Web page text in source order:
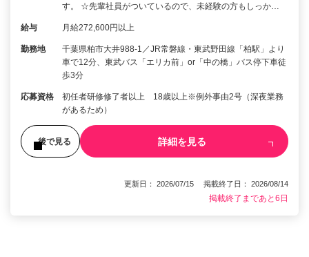
す。 ☆先輩社員がついているので、未経験の方もしっか…
給与 月給272,600円以上
勤務地
千葉県柏市大井988-1／JR常磐線・東武野田線「柏駅」より
車で12分、東武バス「エリカ前」or「中の橋」バス停下車徒
歩3分
応募資格
初任者研修修了者以上 18歳以上※例外事由2号（深夜業務
があるため）
後で見る 詳細を見る
更新日： 2026/07/15 掲載終了日： 2026/08/14
掲載終了まであと6日